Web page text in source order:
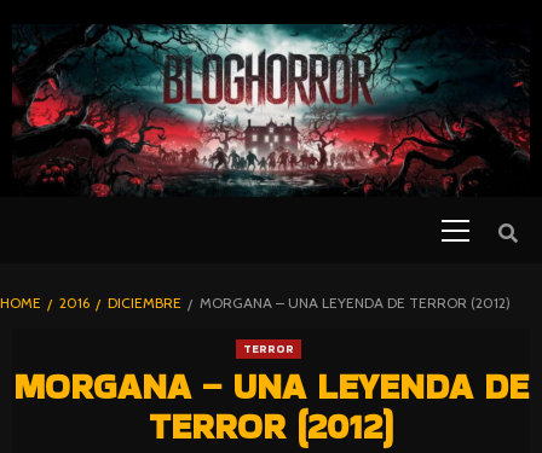
TO
CONTENT
BLOGHORROR
HOME 2016 DICIEMBRE MORGANA – UNA LEYENDA DE TERROR (2012)
TERROR
MORGANA – UNA LEYENDA DE
TERROR (2012)